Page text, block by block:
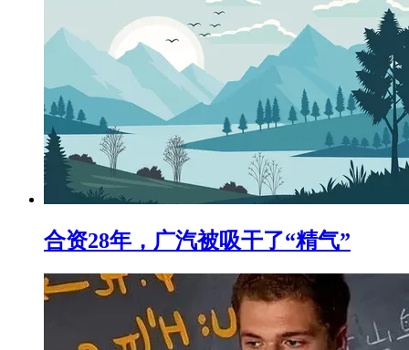
合资28年，广汽被吸干了“精气”